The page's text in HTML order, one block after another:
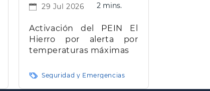
29 Jul 2026 2 mins.
Activación del PEIN El
Hierro por alerta por
temperaturas máximas
Seguridad y Emergencias